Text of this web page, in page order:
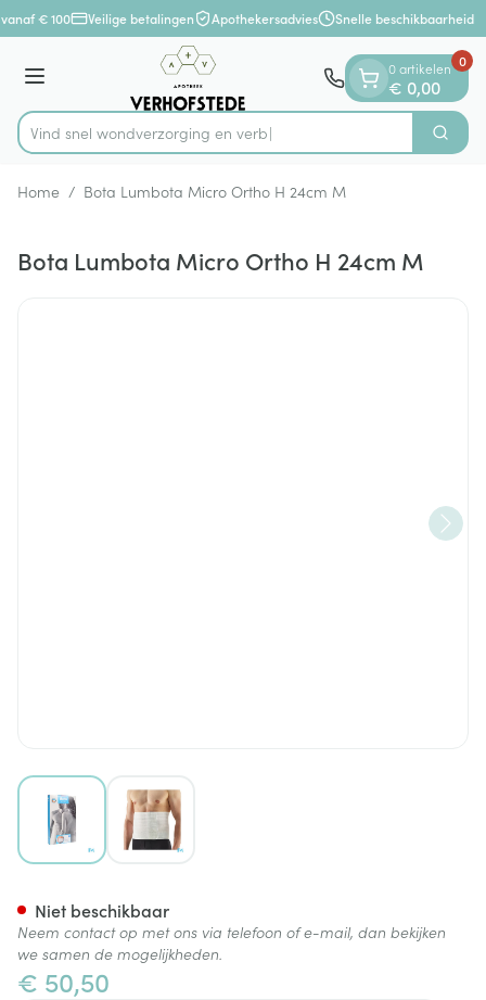
Ga naar de inhoud
1 van 1
€ 100 Veilige betalingen Apothekersadvies Snelle beschikbaarheid
Menu
Product, merk, categorie...
Vind snel wondverzorgin Zoek
0 artikelen
€ 0,00
0
Home / Bota Lumbota Micro Ortho H 24cm M
Bota Lumbota Micro Ortho H 24cm M
View larger imageView larger image
€ 50,50
Niet beschikbaar
Neem contact op met ons via telefoon of e-mail, dan bekijken
we samen de mogelijkheden.